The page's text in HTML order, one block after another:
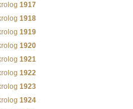
1917
1918
1919
1920
1921
1922
1923
1924